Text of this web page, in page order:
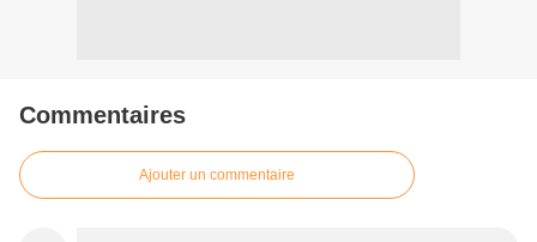
Commentaires
Ajouter un commentaire